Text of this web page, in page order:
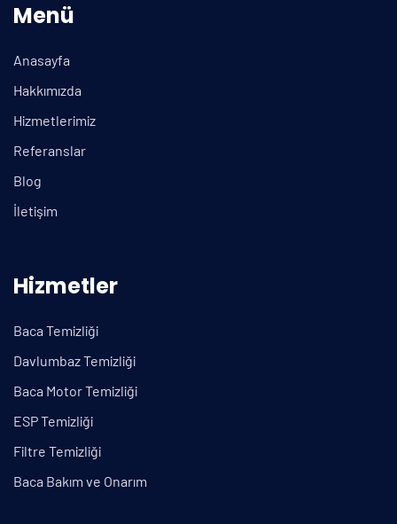
Menü
Anasayfa
Hakkımızda
Hizmetlerimiz
Referanslar
Blog
İletişim
Hizmetler
Baca Temizliği
Davlumbaz Temizliği
Baca Motor Temizliği
ESP Temizliği
Filtre Temizliği
Baca Bakım ve Onarım